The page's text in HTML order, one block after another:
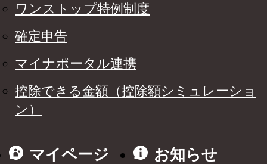
ワンストップ特例制度
確定申告
マイナポータル連携
控除できる金額（控除額シミュレーショ
ン）
マイページ
お知らせ